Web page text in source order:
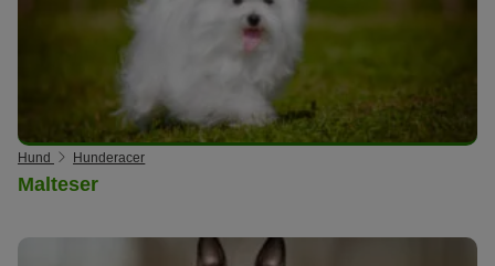
Hund Hunderacer
Malteser